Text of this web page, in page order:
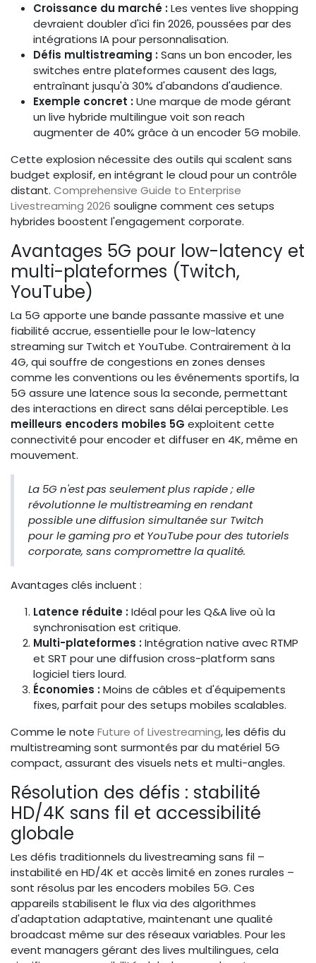
Croissance du marché :Les ventes live shopping
devraient doubler d'ici fin 2026, poussées par des
intégrations IA pour personnalisation.
Défis multistreaming :Sans un bon encoder, les
switches entre plateformes causent des lags,
entraînant jusqu'à 30% d'abandons d'audience.
Exemple concret :Une marque de mode gérant
un live hybride multilingue voit son reach
augmenter de 40% grâce à un encoder 5G mobile.
Cette explosion nécessite des outils qui scalent sans
budget explosif, en intégrant le cloud pour un contrôle
distant. Comprehensive Guide to Enterprise
Livestreaming 2026 souligne comment ces setups
hybrides boostent l'engagement corporate.
Avantages 5G pour low-latency et
multi-plateformes (Twitch,
YouTube)
La 5G apporte une bande passante massive et une
fiabilité accrue, essentielle pour le low-latency
streaming sur Twitch et YouTube. Contrairement à la
4G, qui souffre de congestions en zones denses
comme les conventions ou les événements sportifs, la
5G assure une latence sous la seconde, permettant
des interactions en direct sans délai perceptible. Les
meilleurs encoders mobiles 5G exploitent cette
connectivité pour encoder et diffuser en 4K, même en
mouvement.
La 5G n'est pas seulement plus rapide ; elle
révolutionne le multistreaming en rendant
possible une diffusion simultanée sur Twitch
pour le gaming pro et YouTube pour des tutoriels
corporate, sans compromettre la qualité.
Avantages clés incluent :
Latence réduite :Idéal pour les Q&A live où la
synchronisation est critique.
Multi-plateformes :Intégration native avec RTMP
et SRT pour une diffusion cross-platform sans
logiciel tiers lourd.
Économies :Moins de câbles et d'équipements
fixes, parfait pour des setups mobiles scalables.
Comme le note Future of Livestreaming, les défis du
multistreaming sont surmontés par du matériel 5G
compact, assurant des visuels nets et multi-angles.
Résolution des défis : stabilité
HD/4K sans fil et accessibilité
globale
Les défis traditionnels du livestreaming sans fil –
instabilité en HD/4K et accès limité en zones rurales –
sont résolus par les encoders mobiles 5G. Ces
appareils stabilisent le flux via des algorithmes
d'adaptation adaptative, maintenant une qualité
broadcast même sur des réseaux variables. Pour les
event managers gérant des lives multilingues, cela